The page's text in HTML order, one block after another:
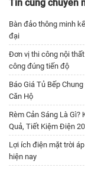
Tin cùng chuyên
Bàn đảo thông minh
đại
Đơn vị thi công nội
công đúng tiến độ
Báo Giá Tủ Bếp
Căn Hộ
Rèm Cản Sáng Là
Quả, Tiết Kiệm Điện
Lợi ích điện mặt trời
hiện nay